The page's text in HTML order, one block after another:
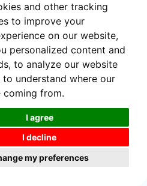
and other tracking
to improve your
on our website,
personalized content and
to analyze our website
understand where our
coming from.
I agree
I decline
my preferences
|Privacy policy|